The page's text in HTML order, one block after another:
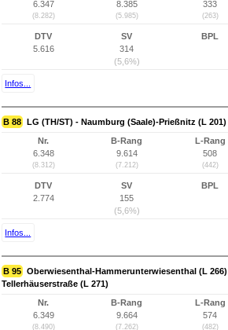
6.347
(8.282)
8.385
(5.985)
333
(263)
DTV
5.616
SV
314
(5,6%)
BPL
Infos...
B 88 LG (TH/ST) - Naumburg (Saale)-Prießnitz (L 201)
Nr.
6.348
(8.312)
B-Rang
9.614
(7.212)
L-Rang
508
(442)
DTV
2.774
SV
155
(5,6%)
BPL
Infos...
B 95 Oberwiesenthal-Hammerunterwiesenthal (L
Tellerhäuserstraße (L 271)
Nr.
6.349
(8.490)
B-Rang
9.664
(7.262)
L-Rang
574
(482)